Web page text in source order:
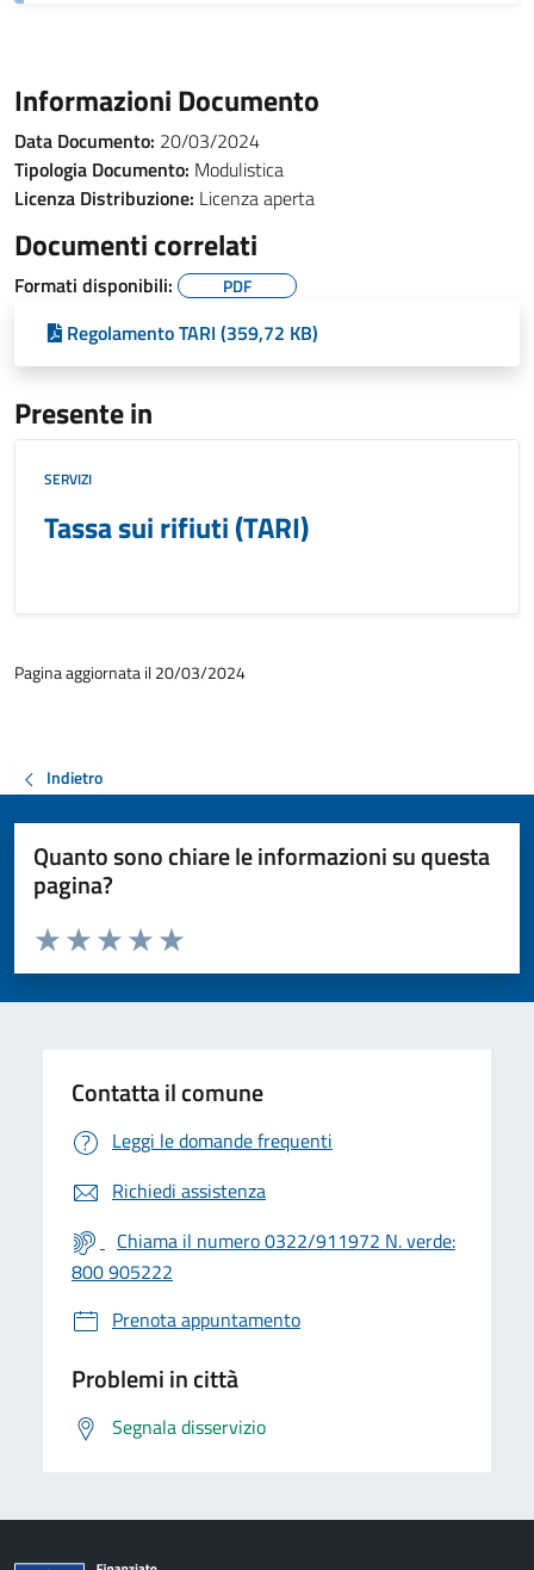
Informazioni Documento
Data Documento: 20/03/2024
Tipologia Documento: Modulistica
Licenza Distribuzione: Licenza aperta
Documenti correlati
Formati disponibili: PDF
Regolamento TARI (359,72 KB)
Presente in
SERVIZI
Tassa sui rifiuti (TARI)
Pagina aggiornata il 20/03/2024
Indietro
Quanto sono chiare le informazioni su questa
pagina?
Valuta da 1 a 5 stelle la pagina
Valuta 5 stelle su 5
Valuta 4 stelle su 5
Valuta 3 stelle su 5
Valuta 2 stelle su 5
Valuta 1 stelle su 5
Contatta il comune
Leggi le domande frequenti
Richiedi assistenza
Chiama il numero 0322/911972 N. verde:
800 905222
Prenota appuntamento
Problemi in città
Segnala disservizio